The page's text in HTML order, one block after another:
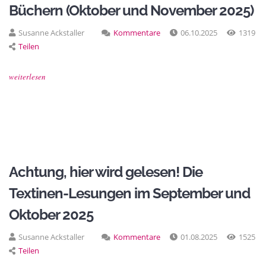
Büchern (Oktober und November 2025)
Susanne Ackstaller Kommentare 06.10.2025
1319
Teilen
weiterlesen
Achtung, hier wird gelesen! Die
Textinen-Lesungen im September und
Oktober 2025
Susanne Ackstaller Kommentare 01.08.2025
1525
Teilen